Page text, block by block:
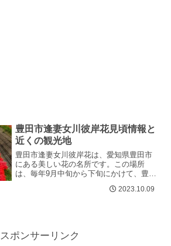
豊田市逢妻女川彼岸花見頃情報と
近くの観光地
豊田市逢妻女川彼岸花は、愛知県豊田市
にある美しい花の名所です。この場所
は、毎年9月中旬から下旬にかけて、豊田
町)から男橋(宮上町)間、約450...2023.10.09
スポンサーリンク